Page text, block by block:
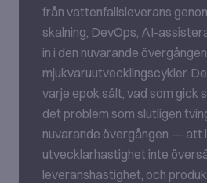
från vattenfallsleverans
skalning, DevOps, AI-
in i den nuvarande
mjukvaruutvecklingscykler.
varje epok sålt, vad som gick
det problem som slutligen
nuvarande övergången — att
utvecklarhastighet inte
leveranshastighet, och